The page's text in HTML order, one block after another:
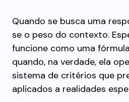
Quando se busca uma
se o peso do contexto.
funcione como uma
quando, na verdade, ela
sistema de critérios que
aplicados a realidades